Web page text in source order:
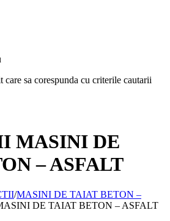
care sa corespunda cu criterile cautarii
MASINI DE
– ASFALT
/MASINI DE TAIAT BETON –
DE TAIAT BETON – ASFALT